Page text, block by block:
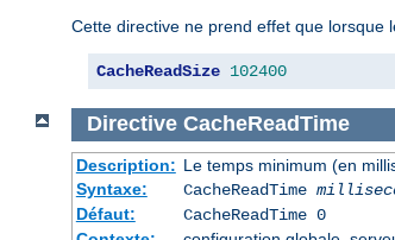
Cette directive ne prend effet que lorsque
CacheReadSize 102400
Directive CacheReadTime
Description: Le temps minimum (en
Syntaxe:
CacheReadTime
Défaut:
CacheReadTime 0